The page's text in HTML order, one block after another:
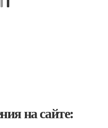
на сайте: